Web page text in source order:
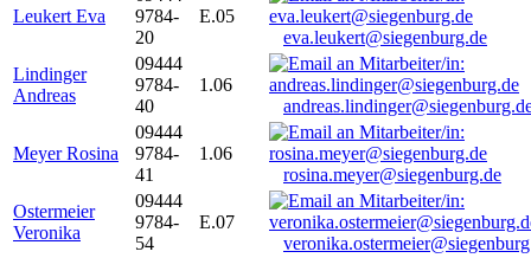
Leukert Eva
9784-
20
E.05
eva.leukert@siegenburg.de
Lindinger
Andreas
09444
9784-
40
1.06
Meyer Rosina
09444
9784-
41
1.06
rosina.meyer@siegenburg.de
Ostermeier
Veronika
09444
9784-
54
E.07